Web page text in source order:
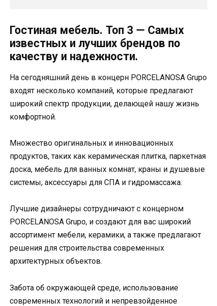
Гостиная мебель. Топ 3 — Самых
известных и лучших брендов по
качеству и надежности.
На сегодняшний день в концерн PORCELANOSA Grupo
входят несколько компаний, которые предлагают
широкий спектр продукции, делающей нашу жизнь
комфортной.
Множество оригинальных и инновационных
продуктов, таких как керамическая плитка, паркетная
доска, мебель для ванных комнат, краны и душевые
системы, аксессуары для СПА и гидромассажа.
Лучшие дизайнеры сотрудничают с концерном
PORCELANOSA Grupo, и создают для вас широкий
ассортимент мебели, керамики, а также предлагают
решения для строительства современных
архитектурных объектов.
Забота об окружающей среде, использование
современных технологий и непревзойденное